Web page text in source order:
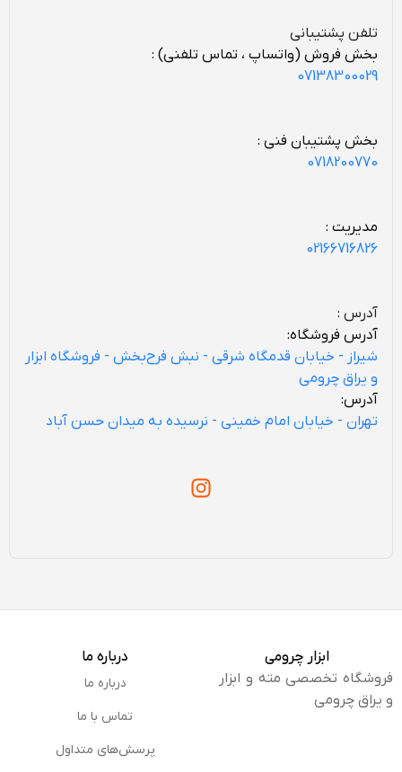
تلفن پشتیبانی
بخش فروش (واتساپ ، تماس تلفنی) :
07138300029
بخش پشتیبان فنی :
0718200770
مدیریت :
02166716826
آدرس :
آدرس فروشگاه:
شیراز - خیابان قدمگاه شرقی - نبش فرح‌بخش - فروشگاه ابزار
و یراق چرومی
آدرس:
تهران - خیابان امام خمینی - نرسیده به میدان حسن آباد
ابزار چرومی
فروشگاه تخصصی مته و ابزار
و یراق چرومی
درباره ما
درباره ما
تماس با ما
پرسش‌های متداول